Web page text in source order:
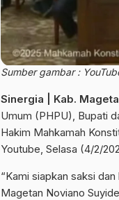
Sumber gambar :
Sinergia | Kab.
Umum (PHPU), Bupati
Hakim Mahkamah
Youtube, Selasa (4/2/
“Kami siapkan saksi
Magetan Noviano